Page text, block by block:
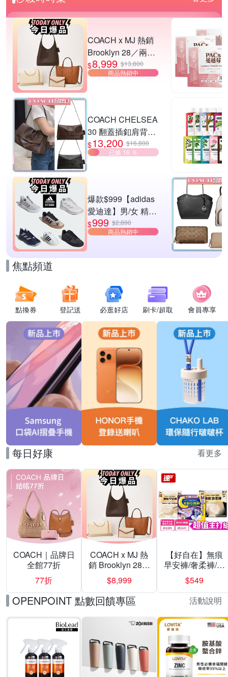
COACH x MJ 熱銷
Brooklyn 28／兩用
／斜背包均一價-多
款可選
$8,999 $13,800
商品熱銷中
COACH CHELSEA
30 翻蓋插釦肩背包
兩色供選
$13,200 $16,800
已搶 16 ％
爆款$999【adidas
愛迪達】男/女 精選
運動鞋休閒鞋 任選
均一價
$999 $2,890
商品熱銷中
焦點頻道
點換券 登記送 必逛好店 刷卡/超取 會員專享
每日好康 看更多
COACH｜品牌日
全館77折
77折
COACH x MJ 熱
銷 Brooklyn 28／
兩用／斜背包均
一價-多款可選
$8,999
【好自在】無痕
早安褲/奢柔褲/熊
抱安睡褲 超值組
任選一組 -生理
褲/衛生棉褲(無痕
褲18片、安睡褲
24片)
$549
OPENPOINT 點數回饋專區 活動說明